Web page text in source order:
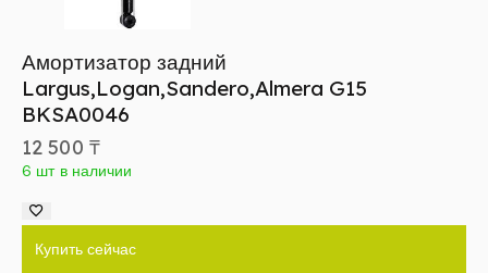
Амортизатор задний
Largus,Logan,Sandero,Almera G15
BKSA0046
12 500 ₸
6 шт в наличии
Купить сейчас